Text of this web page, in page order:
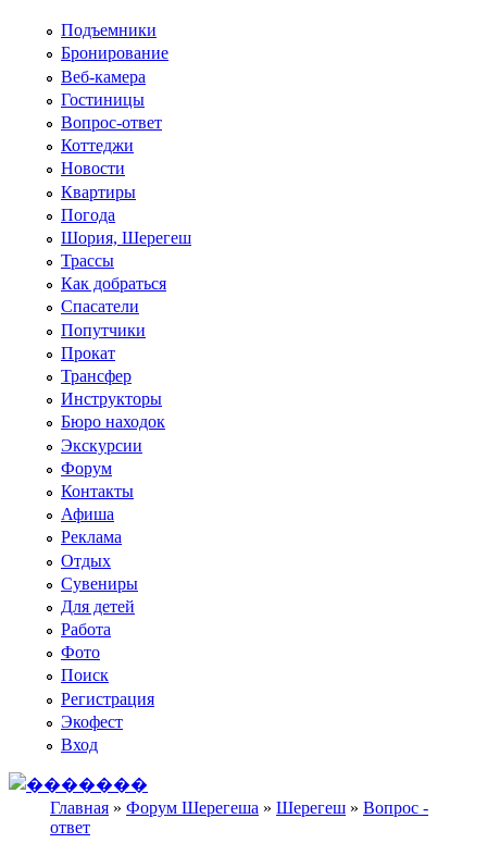
Перейти к основному содержанию
Подъемники
Бронирование
Веб-камера
Гостиницы
Вопрос-ответ
Коттеджи
Новости
Квартиры
Погода
Шория, Шерегеш
Трассы
Как добраться
Спасатели
Попутчики
Прокат
Трансфер
Инструкторы
Бюро находок
Экскурсии
Форум
Контакты
Афиша
Реклама
Отдых
Сувениры
Для детей
Работа
Фото
Поиск
Регистрация
Экофест
Вход
Вы здесь
Главная » Форум Шерегеша » Шерегеш » Вопрос -
ответ